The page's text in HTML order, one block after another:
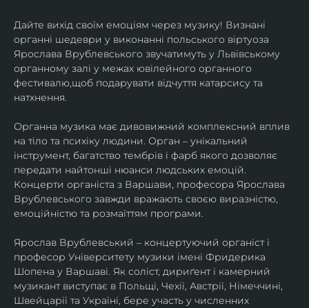
Дайте вихід своїм емоціям через музику! Визнані
органні шедеври у виконанні польського віртуоза
Ярослава Врублевського звучатимуть у Львівському
органному залі у межах ювілейного органного
фестивалю,щоб подарувати відчуття катарсису та
натхнення.
Органна музика має дивовижний комплексний вплив
на тіло та психіку людини. Орган – унікальний
інструмент, багатство тембрів і фарб якого дозволяє
передати найтонші нюанси людських емоцій.
Концерти органіста з Варшави, професора Ярослава
Врублевського завжди вражають своєю виразністю,
емоційністю та розмаїттям програми.
Ярослав Врублевський – концертуючий органіст і
професор Університету музики імені Фридерика
Шопена у Варшаві. Як соліст, дириґент і камерний
музикант виступає в Польщі, Чехії, Австрії, Німеччині,
Швейцарії та Україні, бере участь у численних